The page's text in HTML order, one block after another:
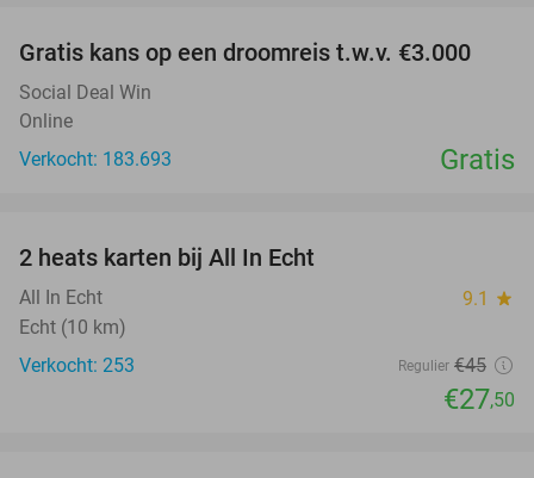
Gratis kans op een droomreis t.w.v. €3.000
Social Deal Win
Online
Verkocht: 183.693
Gratis
2 heats karten bij All In Echt
All In Echt 9.1 star
Echt (10 km)
Verkocht: 253
Regulier €45
€27,50